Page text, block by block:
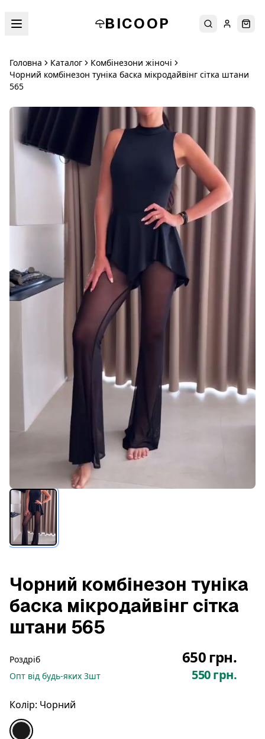
BICOOP ПошукУвійти
Головна Каталог
Комбінезони жіночі
Чорний комбінезон туніка баска мікродайвінг сітка штани
565
Чорний комбінезон туніка
баска мікродайвінг сітка
штани 565
Роздріб 650 грн.
Опт від будь-яких 3шт 550 грн.
Колір: Чорний